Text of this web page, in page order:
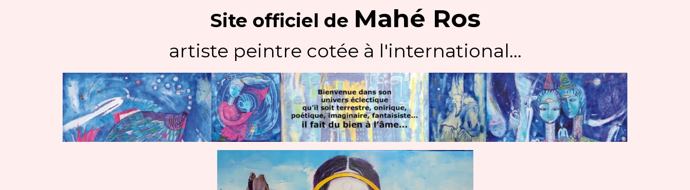
Site officiel de Mahé Ros
artiste peintre cotée à l'international...